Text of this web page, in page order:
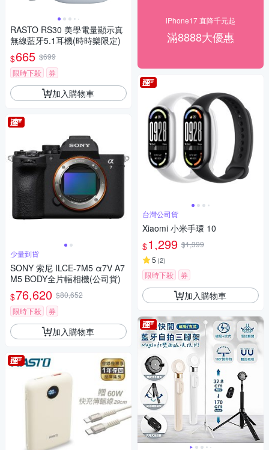
RASTO RS30 美學電量顯示真
無線藍牙5.1耳機(時時樂限定)
$665 $699
限時下殺
券
加入購物車
少量到貨
SONY 索尼 ILCE-7M5 α7V A7
M5 BODY全片幅相機(公司貨)
$76,620 $80,652
限時下殺
券
加入購物車
iPhone17 直降千元起
滿8888大優惠
台灣公司貨
Xiaomi 小米手環 10
$1,299 $1,399
5 (2)
限時下殺 券
加入購物車